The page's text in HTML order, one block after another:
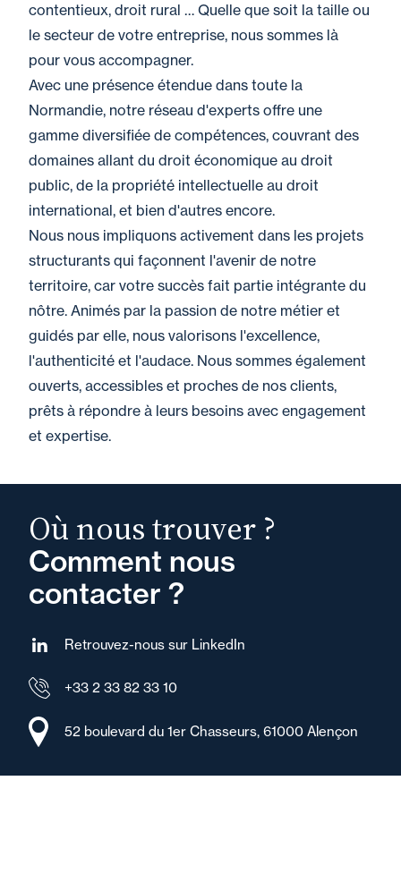
contentieux, droit rural … Quelle que soit la taille ou
le secteur de votre entreprise, nous sommes là
pour vous accompagner.
Avec une présence étendue dans toute la
Normandie, notre réseau d'experts offre une
gamme diversifiée de compétences, couvrant des
domaines allant du droit économique au droit
public, de la propriété intellectuelle au droit
international, et bien d'autres encore.
Nous nous impliquons activement dans les projets
structurants qui façonnent l'avenir de notre
territoire, car votre succès fait partie intégrante du
nôtre. Animés par la passion de notre métier et
guidés par elle, nous valorisons l'excellence,
l'authenticité et l'audace. Nous sommes également
ouverts, accessibles et proches de nos clients,
prêts à répondre à leurs besoins avec engagement
et expertise.
Où nous trouver ?
Comment nous
contacter ?
Retrouvez-nous sur LinkedIn
+33 2 33 82 33 10
52 boulevard du 1er Chasseurs, 61000 Alençon